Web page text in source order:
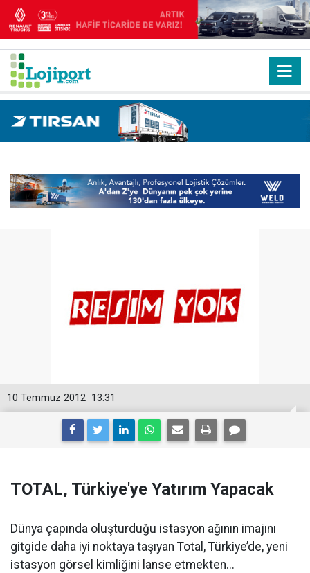
13:31
10 Temmuz 2012
TOTAL, Türkiye'ye Yatırım Yapacak
Dünya çapında oluşturduğu istasyon ağının imajını
gitgide daha iyi noktaya taşıyan Total, Türkiye’de, yeni
istasyon görsel kimliğini lanse etmekten...